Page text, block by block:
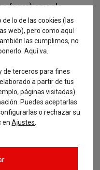
fuera) es solo
el resto de
para
lejos de ser una
(win-win) se
de lo de las cookies (las
web), pero como aquí
las cumplimos, no
Aquí va.
de terceros para fines
a partir de tus
páginas visitadas).
Puedes aceptarlas
o rechazar su
en Ajustes